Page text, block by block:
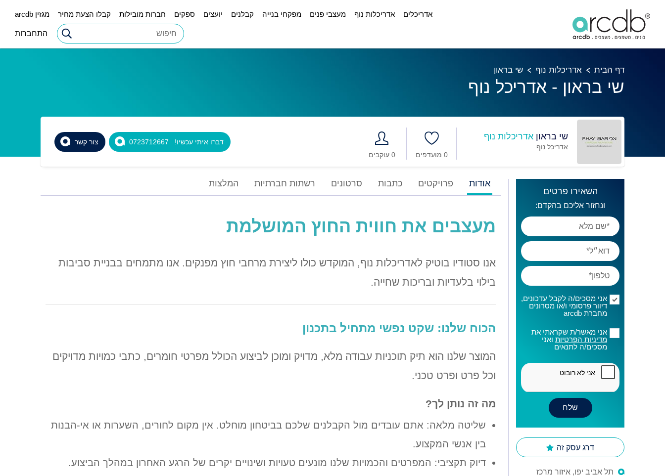
אדריכלים אדריכלות נוף מעצבי פנים מפקחי בנייה קבלנים יועצים ספקים חברות מובילות קבלו הצעת מחיר מגזין arcdb
התחברות
דף הבית אדריכלות נוף שי בראון
שי בראון - אדריכל נוף
שי בראון אדריכלות נוף
אדריכל נוף
0 עוקבים
0 מועדפים
צור קשר דברו איתי עכשיו! 0723712667
השאירו פרטים
ונחזור אליכם בהקדם:
אני מסכים/ה לקבל עדכונים,
דיוור פרסומי ו/או מסרונים
מחברת arcdb
אני מאשר/ת שקראתי את
מדיניות הפרטיות ואני
מסכים/ה לתנאים
דרג עסק זה
תל אביב יפו, איזור מרכז
אודות פרויקטים כתבות סרטונים רשתות חברתיות המלצות
מעצבים את חווית החוץ המושלמת
אנו סטודיו בוטיק לאדריכלות נוף, המוקדש כולו ליצירת מרחבי חוץ מפנקים. אנו מתמחים בבניית סביבות
בילוי בלעדיות ובריכות שחייה.
הכוח שלנו: שקט נפשי מתחיל בתכנון
המוצר שלנו הוא תיק תוכניות עבודה מלא, מדויק ומוכן לביצוע הכולל מפרטי חומרים, כתבי כמויות מדויקים
וכל פרט ופרט טכני.
מה זה נותן לך?
שליטה מלאה: אתם עובדים מול הקבלנים שלכם בביטחון מוחלט. אין מקום לחורים, השערות או אי-הבנות
בין אנשי המקצוע.
דיוק תקציבי: המפרטים והכמויות שלנו מונעים טעויות ושינויים יקרים של הרגע האחרון במהלך הביצוע.